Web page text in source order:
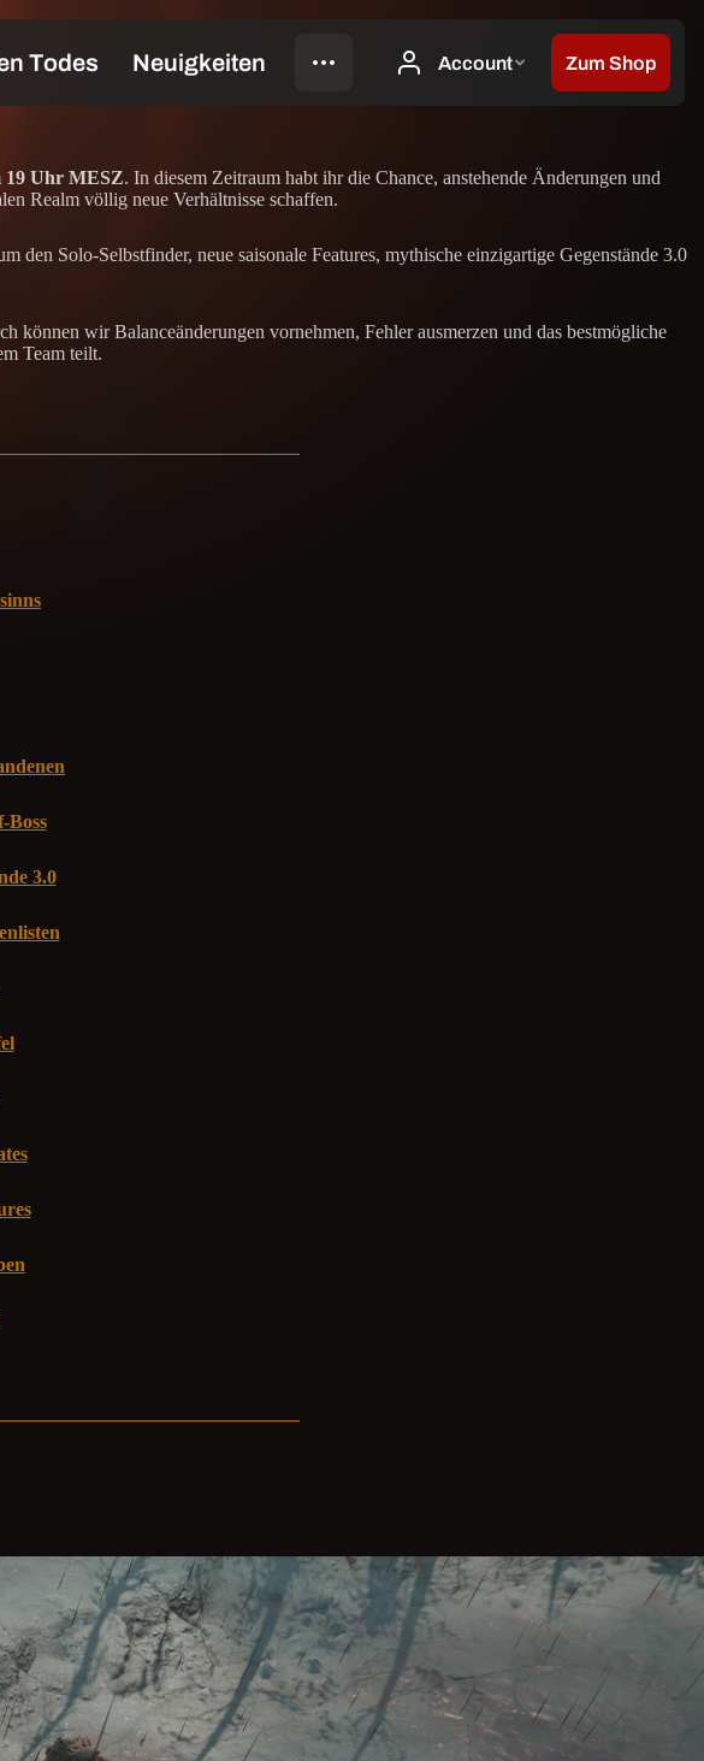
19 Uhr MESZ. In diesem Zeitraum habt ihr die Chance, anstehende Änderungen und
Realm völlig neue Verhältnisse schaffen.
Solo-Selbstfinder, neue saisonale Features, mythische einzigartige Gegenstände 3.0
können wir Balanceänderungen vornehmen, Fehler ausmerzen und das bestmögliche
Team teilt.
Boss
3.0